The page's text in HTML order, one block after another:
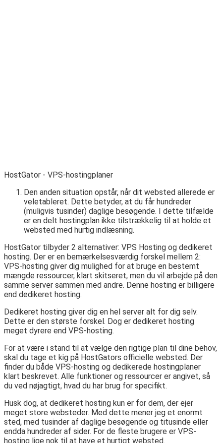
HostGator - VPS-hostingplaner
Den anden situation opstår, når dit websted allerede er
veletableret. Dette betyder, at du får hundreder
(muligvis tusinder) daglige besøgende. I dette tilfælde
er en delt hostingplan ikke tilstrækkelig til at holde et
websted med hurtig indlæsning.
HostGator tilbyder 2 alternativer: VPS Hosting og dedikeret
hosting. Der er en bemærkelsesværdig forskel mellem 2:
VPS-hosting giver dig mulighed for at bruge en bestemt
mængde ressourcer, klart skitseret, men du vil arbejde på den
samme server sammen med andre. Denne hosting er billigere
end dedikeret hosting.
Dedikeret hosting giver dig en hel server alt for dig selv.
Dette er den største forskel. Dog er dedikeret hosting
meget dyrere end VPS-hosting.
For at være i stand til at vælge den rigtige plan til dine behov,
skal du tage et kig på HostGators officielle websted. Der
finder du både VPS-hosting og dedikerede hostingplaner
klart beskrevet. Alle funktioner og ressourcer er angivet, så
du ved nøjagtigt, hvad du har brug for specifikt.
Husk dog, at dedikeret hosting kun er for dem, der ejer
meget store websteder. Med dette mener jeg et enormt
sted, med tusinder af daglige besøgende og titusinde eller
endda hundreder af sider. For de fleste brugere er VPS-
hosting lige nok til at have et hurtigt websted.